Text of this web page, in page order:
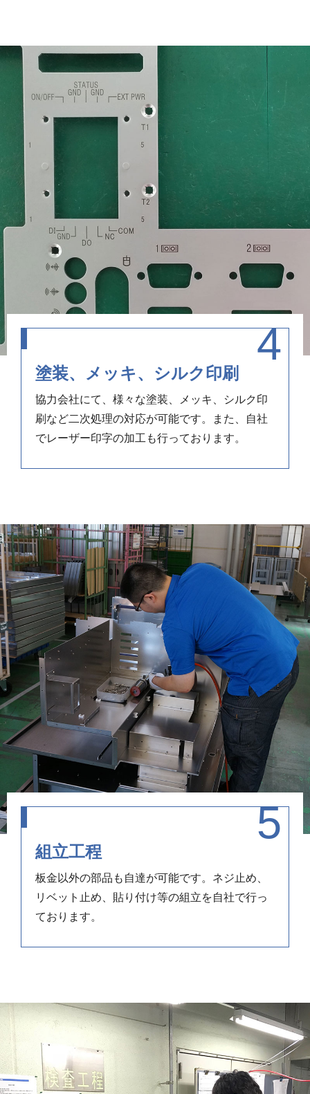
塗装、メッキ、シルク印刷
協力会社にて、様々な塗装、メッキ、シルク印
刷など二次処理の対応が可能です。また、自社
でレーザー印字の加工も行っております。
組立工程
板金以外の部品も自達が可能です。ネジ止め、
リベット止め、貼り付け等の組立を自社で行っ
ております。